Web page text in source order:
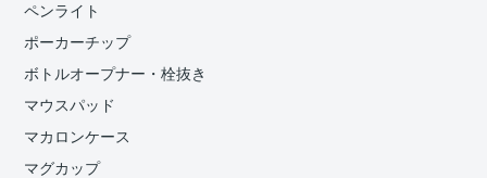
ペンライト
ポーカーチップ
ボトルオープナー・栓抜き
マウスパッド
マカロンケース
マグカップ